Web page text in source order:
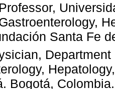
Santa Fe
Bogotá, Colombia.